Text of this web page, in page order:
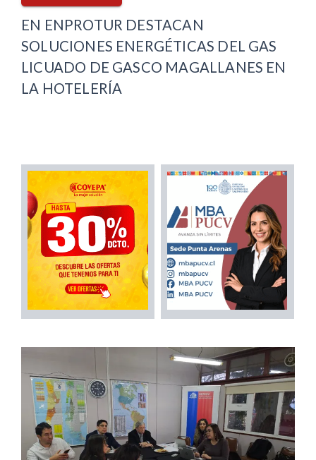
EN ENPROTUR DESTACAN
SOLUCIONES ENERGÉTICAS DEL GAS
LICUADO DE GASCO MAGALLANES EN
LA HOTELERÍA